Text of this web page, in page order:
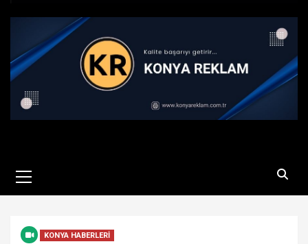
Menu
KONYA HABERLERİ